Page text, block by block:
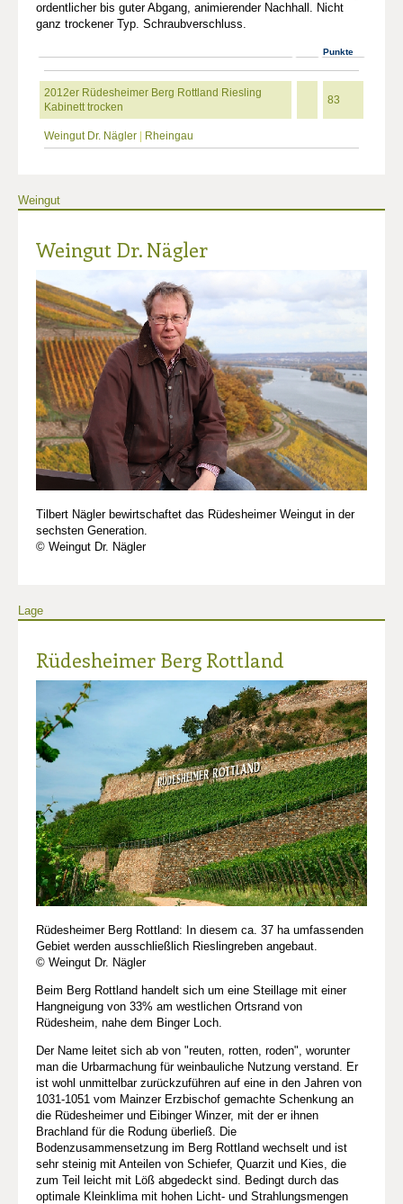
ordentlicher bis guter Abgang, animierender Nachhall. Nicht
ganz trockener Typ. Schraubverschluss.
Punkte
2012er Rüdesheimer Berg Rottland Riesling
Kabinett trocken
83
Weingut Dr. Nägler Rheingau
Weingut
Weingut Dr. Nägler
Tilbert Nägler bewirtschaftet das Rüdesheimer Weingut in der
sechsten Generation.
© Weingut Dr. Nägler
Lage
Rüdesheimer Berg Rottland
Rüdesheimer Berg Rottland: In diesem ca. 37 ha umfassenden
Gebiet werden ausschließlich Rieslingreben angebaut.
© Weingut Dr. Nägler
Beim Berg Rottland handelt sich um eine Steillage mit einer
Hangneigung von 33% am westlichen Ortsrand von
Rüdesheim, nahe dem Binger Loch.
Der Name leitet sich ab von "reuten, rotten, roden", worunter
man die Urbarmachung für weinbauliche Nutzung verstand. Er
ist wohl unmittelbar zurückzuführen auf eine in den Jahren von
1031-1051 vom Mainzer Erzbischof gemachte Schenkung an
die Rüdesheimer und Eibinger Winzer, mit der er ihnen
Brachland für die Rodung überließ. Die
Bodenzusammensetzung im Berg Rottland wechselt und ist
sehr steinig mit Anteilen von Schiefer, Quarzit und Kies, die
zum Teil leicht mit Löß abgedeckt sind. Bedingt durch das
optimale Kleinklima mit hohen Licht- und Strahlungsmengen